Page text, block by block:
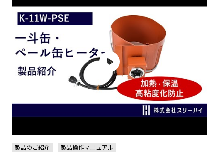
製品のご紹介 製品操作マニュアル